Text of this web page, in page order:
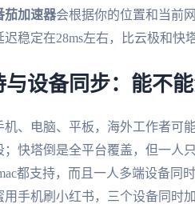
茄加速器会根据你的位置和当前
稳定在28ms左右，比云极和快
与设备同步：能不
、电脑、平板，海外工作者可
快塔倒是全平台覆盖，但一人
都支持，而且一人多端设备
手机刷小红书，三个设备同时